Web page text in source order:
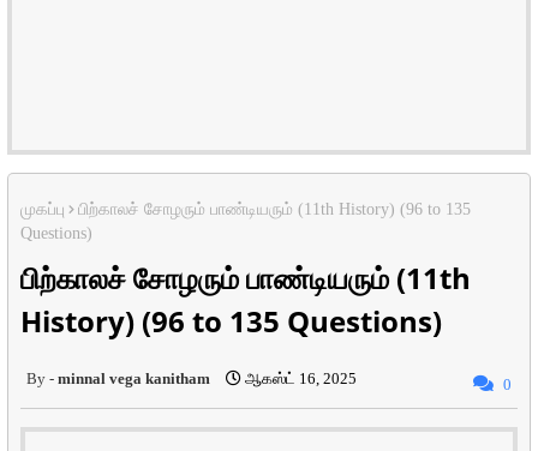
முகப்பு
பிற்காலச் சோழரும் பாண்டியரும் (11th History) (96 to 135
Questions)
பிற்காலச் சோழரும் பாண்டியரும் (11th
History) (96 to 135 Questions)
minnal vega kanitham ஆகஸ்ட் 16, 2025 0